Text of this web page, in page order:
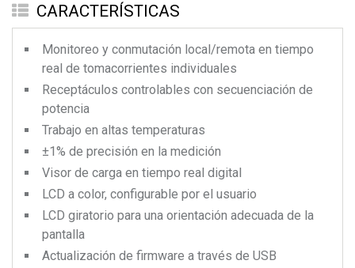
CARACTERÍSTICAS
Monitoreo y conmutación local/remota en tiempo
real de tomacorrientes individuales
Receptáculos controlables con secuenciación de
potencia
Trabajo en altas temperaturas
±1% de precisión en la medición
Visor de carga en tiempo real digital
LCD a color, configurable por el usuario
LCD giratorio para una orientación adecuada de la
pantalla
Actualización de firmware a través de USB